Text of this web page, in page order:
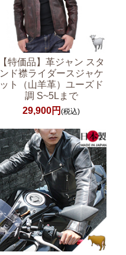
【特価品】革ジャン スタ
ンド襟ライダースジャケ
ット（山羊革）ユーズド
調 S~5Lまで
29,900円(税込)